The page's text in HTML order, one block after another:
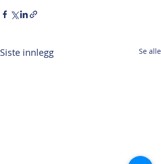
Siste innlegg Se alle